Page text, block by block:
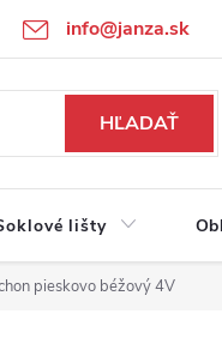
info@janza.sk
podmienky Podmienky
HĽADAŤ
lišty
pieskovo béžový 4V